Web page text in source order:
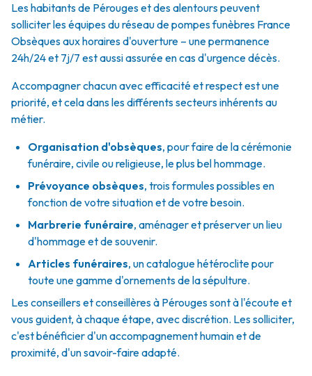
Les habitants de Pérouges et des alentours peuvent
solliciter les équipes du réseau de pompes funèbres France
Obsèques aux horaires d'ouverture – une permanence
24h/24 et 7j/7 est aussi assurée en cas d'urgence décès.
Accompagner chacun avec efficacité et respect est une
priorité, et cela dans les différents secteurs inhérents au
métier.
Organisation d'obsèques, pour faire de la cérémonie
funéraire, civile ou religieuse, le plus bel hommage.
Prévoyance obsèques, trois formules possibles en
fonction de votre situation et de votre besoin.
Marbrerie funéraire, aménager et préserver un lieu
d'hommage et de souvenir.
Articles funéraires, un catalogue hétéroclite pour
toute une gamme d'ornements de la sépulture.
Les conseillers et conseillères à Pérouges sont à l'écoute et
vous guident, à chaque étape, avec discrétion. Les solliciter,
c'est bénéficier d'un accompagnement humain et de
proximité, d'un savoir-faire adapté.